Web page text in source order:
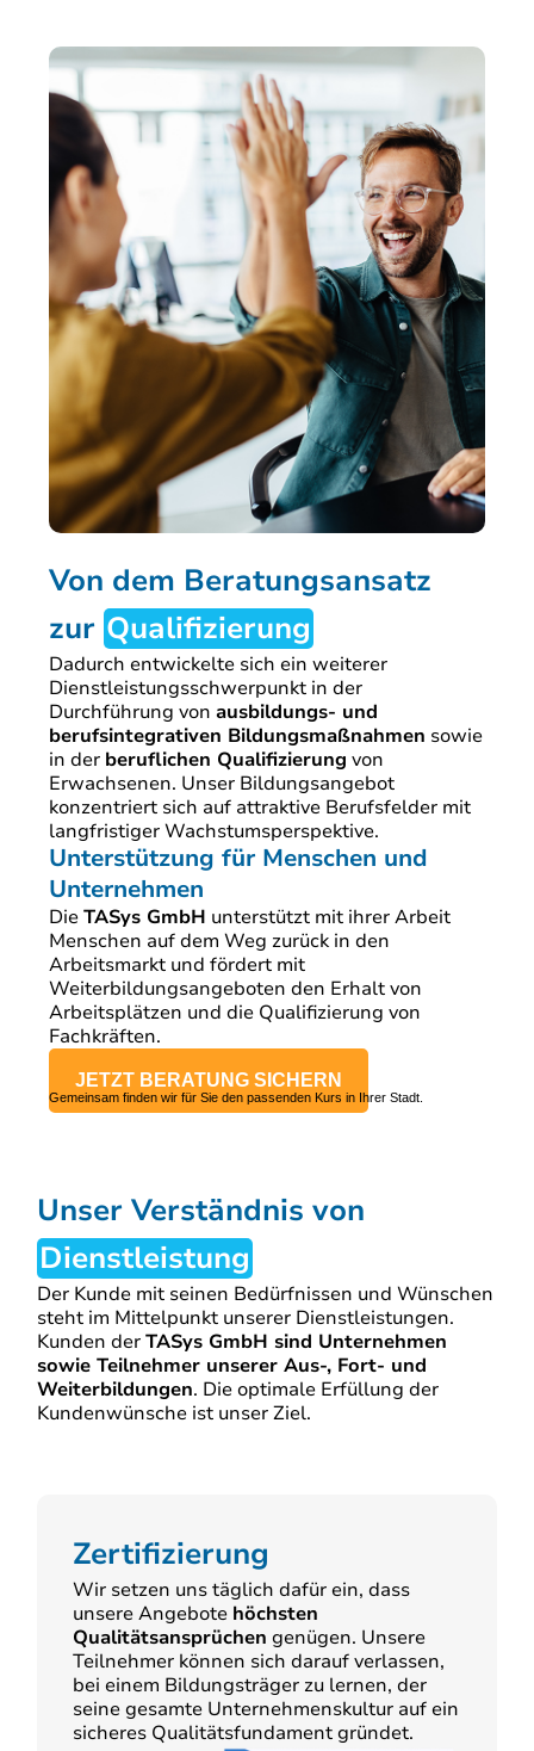
Von dem Beratungsansatz
zur Qualifizierung
Dadurch entwickelte sich ein weiterer
Dienstleistungsschwerpunkt in der
Durchführung vonausbildungs- und
berufsintegrativen Bildungsmaßnahmen sowie
in der beruflichen Qualifizierung von
Erwachsenen. Unser Bildungsangebot
konzentriert sich auf attraktive Berufsfelder mit
langfristiger Wachstumsperspektive.
Unterstützung für Menschen und
Unternehmen
DieTASys GmbH unterstützt mit ihrer Arbeit
Menschen auf dem Weg zurück in den
Arbeitsmarkt und fördert mit
Weiterbildungsangeboten den Erhalt von
Arbeitsplätzen und die Qualifizierung von
Fachkräften.
JETZT BERATUNG SICHERN
Gemeinsam finden wir für Sie den passenden Kurs in Ihrer Stadt.
Unser Verständnis von
Dienstleistung
Der Kunde mit seinen Bedürfnissen und Wünschen
steht im Mittelpunkt unserer Dienstleistungen.
Kunden derTASys GmbH sind Unternehmen
sowie Teilnehmer unserer Aus-, Fort- und
Weiterbildungen. Die optimale Erfüllung der
Kundenwünsche ist unser Ziel.
Zertifizierung
Wir setzen uns täglich dafür ein, dass
unsere Angebote höchsten
Qualitätsansprüchen genügen. Unsere
Teilnehmer können sich darauf verlassen,
bei einem Bildungsträger zu lernen, der
seine gesamte Unternehmenskultur auf ein
sicheres Qualitätsfundament gründet.